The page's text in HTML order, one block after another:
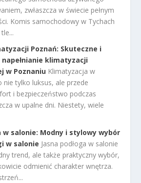
zwłaszcza w świecie pełnym
Komis samochodowy w Tychach
Poznań: Skuteczne i
klimatyzacji
w Poznaniu Klimatyzacja w
nie tylko luksus, ale przede
i bezpieczeństwo podczas
w upalne dni. Niestety, wiele
w salonie: Modny i stylowy wybór
w salonie Jasna podłoga w salonie
trend, ale także praktyczny wybór,
odmienić charakter wnętrza.